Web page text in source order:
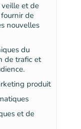
et de
de
nouvelles
du
de trafic et
produit
et de